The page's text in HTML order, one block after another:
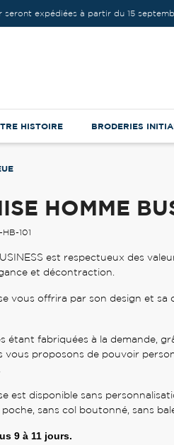
expédiées à partir du 15
HISTOIRE BRODERIES
HOMME
101
est respectueux des
et décontraction.
vous offrira par son design et sa
étant fabriquées à la demande,
vous proposons de pouvoir
est disponible sans
poche, sans col boutonné, sans
9 à 11 jours.